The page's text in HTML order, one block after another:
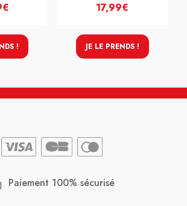
!
17,99€
JE LE PRENDS !
Paiement 100% sécurisé